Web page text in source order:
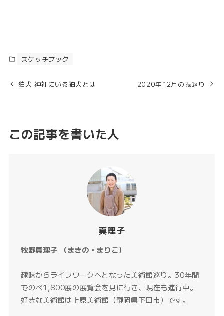
スケッチブック
狛犬 神社にいる狛犬とは 2020年12月の振返り
この記事を書いた人
真理子
牧野真理子 （まきの・まりこ）
趣味からライフワークへとなった美術館巡り。30年間
でのべ1,800展の展覧会を見に行き、現在も進行中。
好きな美術館は上原美術館（静岡県下田市）です。